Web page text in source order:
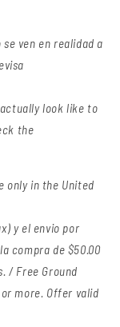
ven en realidad a
look like to
the
only in the United
y el envio por
compra de $50.00
/ Free Ground
more. Offer valid